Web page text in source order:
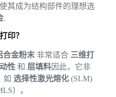
其成为结构部件的理想选
.
印？
合金粉末非常适合 三维打
性和 层填料因此，它非
如 选择性激光熔化(SLM)
）。